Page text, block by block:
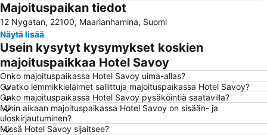
Majoituspaikan tiedot
12 Nygatan, 22100, Maarianhamina, Suomi
Näytä lisää
Usein kysytyt kysymykset koskien
majoituspaikkaa Hotel Savoy
Onko majoituspaikassa Hotel Savoy uima-allas?
Ovatko lemmikkieläimet sallittuja majoituspaikassa Hotel Savoy?
Onko majoituspaikassa Hotel Savoy pysäköintiä saatavilla?
Mihin aikaan majoituspaikassa Hotel Savoy on sisään- ja
uloskirjautuminen?
Missä Hotel Savoy sijaitsee?